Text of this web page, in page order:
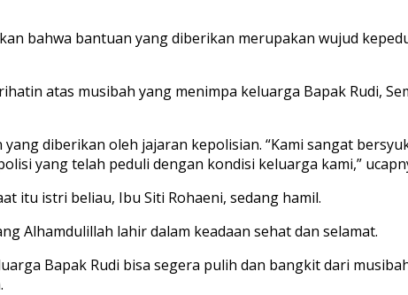
bahwa bantuan yang diberikan merupakan wujud
atas musibah yang menimpa keluarga Bapak Rudi,
diberikan oleh jajaran kepolisian. “Kami sangat
yang telah peduli dengan kondisi keluarga kami,”
itu istri beliau, Ibu Siti Rohaeni, sedang hamil.
Alhamdulillah lahir dalam keadaan sehat dan selamat.
Bapak Rudi bisa segera pulih dan bangkit dari